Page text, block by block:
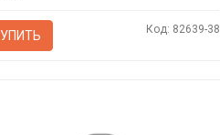
Код: 82639-38